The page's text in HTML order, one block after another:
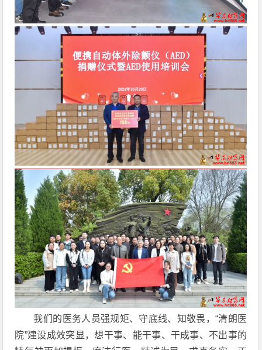
我们的医务人员强规矩、守底线、知敬畏，“清朗医
院”建设成效突显，想干事、能干事、干成事、不出事的